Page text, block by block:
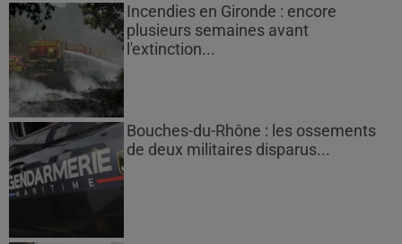
Incendies en Gironde : encore
plusieurs semaines avant
l'extinction...
Bouches-du-Rhône : les ossements
de deux militaires disparus...